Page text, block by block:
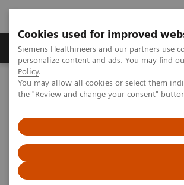
Cookies used for improved
Siemens Healthineers and our partners use
personalize content and ads. You may find
Policy.
You may allow all cookies or select them
the "Review and change your consent"
Produits & services
Home Imagerie médicale
La gamme NAEOTOM Alpha
NAEOTOM
Prospective multireader evaluation of photon-
multiple myeloma screening
Prospective